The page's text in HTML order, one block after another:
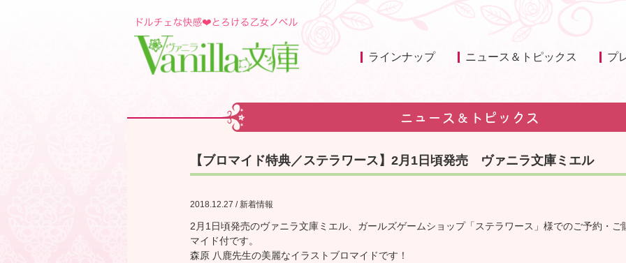
ラインナップ ニュース＆トピックス プ
ニュース＆トピックス
【ブロマイド特典／ステラワース】2月1日頃発売 ヴァニラ文庫ミエル
2018.12.27 / 新着情報
2月1日頃発売のヴァニラ文庫ミエル、ガールズゲームショップ「ステラワース」様でのご予約・
マイド付です。
森原 八鹿先生の美麗なイラストブロマイドです！